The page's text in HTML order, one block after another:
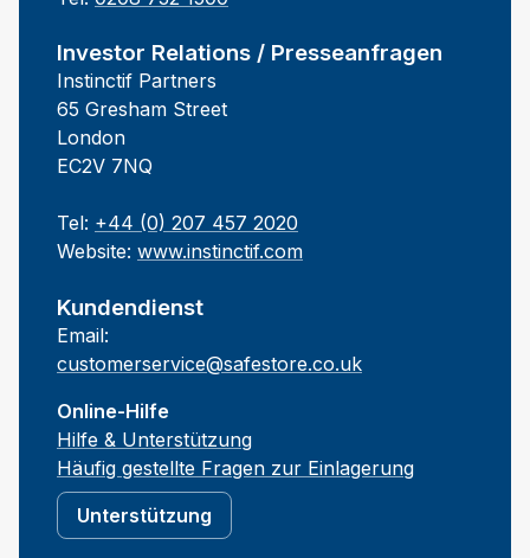
Investor Relations / Presseanfragen
Instinctif Partners
65 Gresham Street
London
EC2V 7NQ
Tel: +44 (0) 207 457 2020
Website: www.instinctif.com
Kundendienst
Email:
customerservice@safestore.co.uk
Online-Hilfe
Hilfe & Unterstützung
Häufig gestellte Fragen zur Einlagerung
Unterstützung